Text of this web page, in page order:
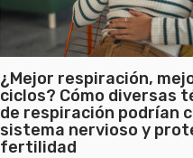
¿Mejor respiración,
ciclos? Cómo diversas
de respiración podrían
sistema nervioso y
fertilidad